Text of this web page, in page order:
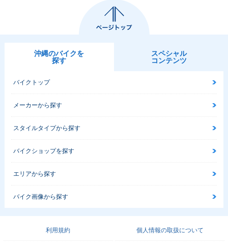
沖縄のバイクを
探す
スペシャル
コンテンツ
バイクトップ
メーカーから探す
スタイルタイプから探す
バイクショップを探す
エリアから探す
バイク画像から探す
利用規約 個人情報の取扱について